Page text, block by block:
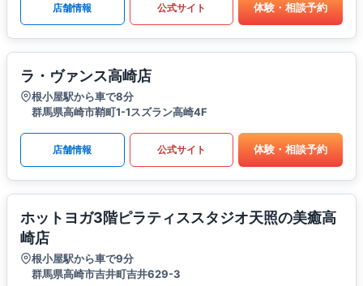
店舗情報 公式サイト 体験・相談予約
ラ・ヴァンス高崎店
根小屋駅から車で8分
群馬県高崎市鞘町1-1スズラン高崎4F
店舗情報 公式サイト 体験・相談予約
ホットヨガ3階ピラティススタジオ天照の美癒高
崎店
根小屋駅から車で9分
群馬県高崎市吉井町吉井629-3